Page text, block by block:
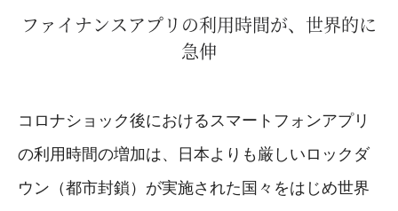
ファイナンスアプリの利用時間が、世界的に
急伸
コロナショック後におけるスマートフォンアプリ
の利用時間の増加は、日本よりも厳しいロックダ
ウン（都市封鎖）が実施された国々をはじめ世界